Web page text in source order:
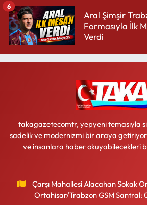
Aral Şimşir
Formasıyla İlk
Verdi
6
takagazetecomtr, yepyeni temasıyla
sadelik ve modernizmi bir araya
ve insanlara haber okuyabilecekleri
Çarşı Mahallesi Alacahan Sokak
Ortahisar/Trabzon GSM Santral: